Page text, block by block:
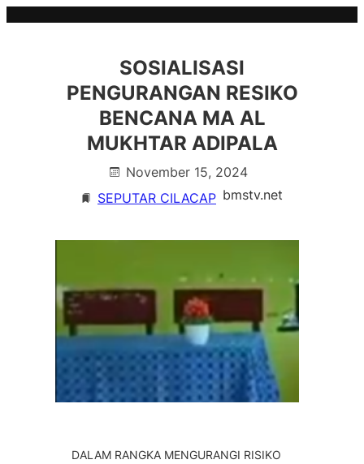
SOSIALISASI
PENGURANGAN RESIKO
BENCANA MA AL
MUKHTAR ADIPALA
November 15, 2024
SEPUTAR CILACAP bmstv.net
DALAM RANGKA MENGURANGI RISIKO